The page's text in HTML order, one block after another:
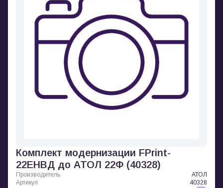
Комплект модернизации FPrint-
22ЕНВД до АТОЛ 22Ф (40328)
Производитель
АТОЛ
Артикул
40328